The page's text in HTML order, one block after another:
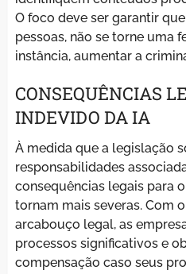
O foco deve ser garantir
pessoas, não se torne uma
instância, aumentar a
CONSEQUÊNCIAS
INDEVIDO DA IA
À medida que a legislação
responsabilidades
consequências legais para
tornam mais severas. Com
arcabouço legal, as
processos significativos e
compensação caso seus